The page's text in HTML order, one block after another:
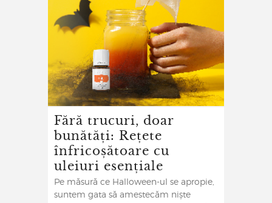
Fără trucuri, doar
bunătăți: Rețete
înfricoșătoare cu
uleiuri esențiale
Pe măsură ce Halloween-ul se apropie,
suntem gata să amestecăm niște